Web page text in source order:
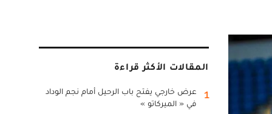
المقالات الأكثر قراءة
1
عرض خارجي يفتح باب الرحيل أمام نجم الوداد
في « الميركاتو »